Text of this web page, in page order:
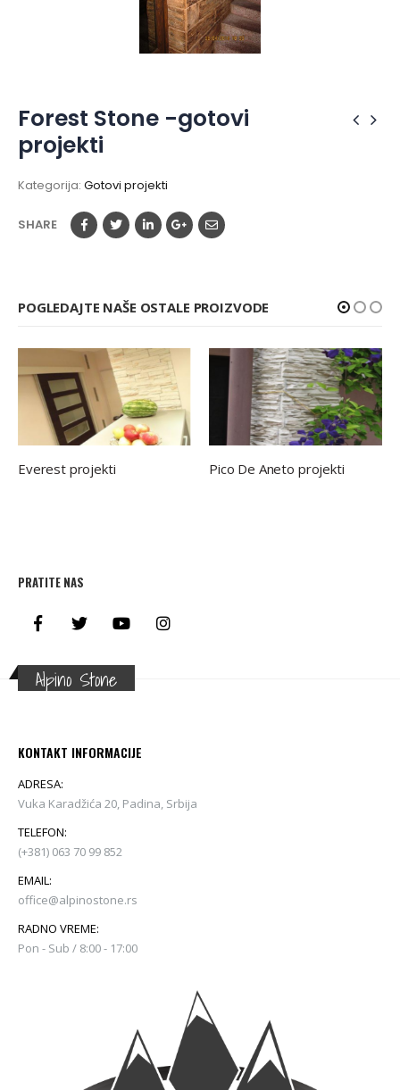
Forest Stone -gotovi
projekti
Kategorija: Gotovi projekti
SHARE
POGLEDAJTE NAŠE OSTALE PROIZVODE
Everest projekti Pico De Aneto projekti
PRATITE NAS
Alpino Stone
KONTAKT INFORMACIJE
ADRESA:
Vuka Karadžića 20, Padina, Srbija
TELEFON:
(+381) 063 70 99 852
EMAIL:
office@alpinostone.rs
RADNO VREME:
Pon - Sub / 8:00 - 17:00